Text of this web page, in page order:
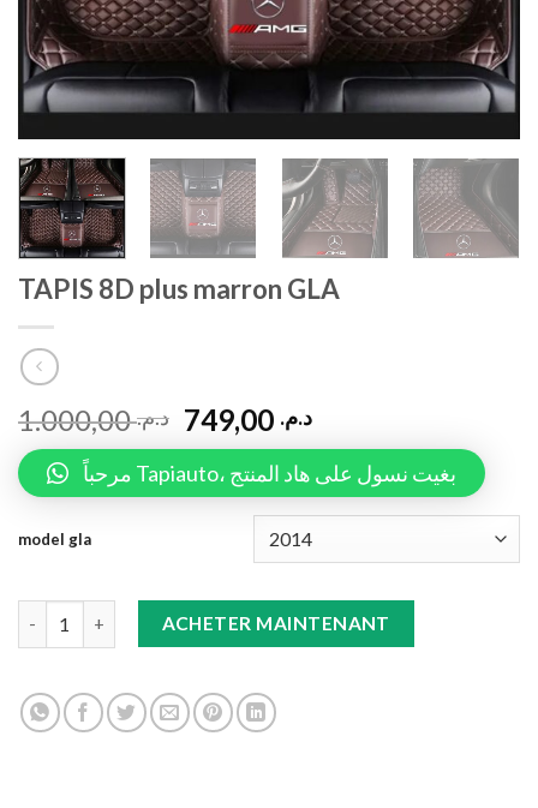
TAPIS 8D plus marron GLA
د.م.1.000,00 د.م.
مرحباً Tapiauto، بغيت نسول على هاد المنتج
model gla
TAPIS 8D plus marron GLA quantity
ACHETER MAINTENANT